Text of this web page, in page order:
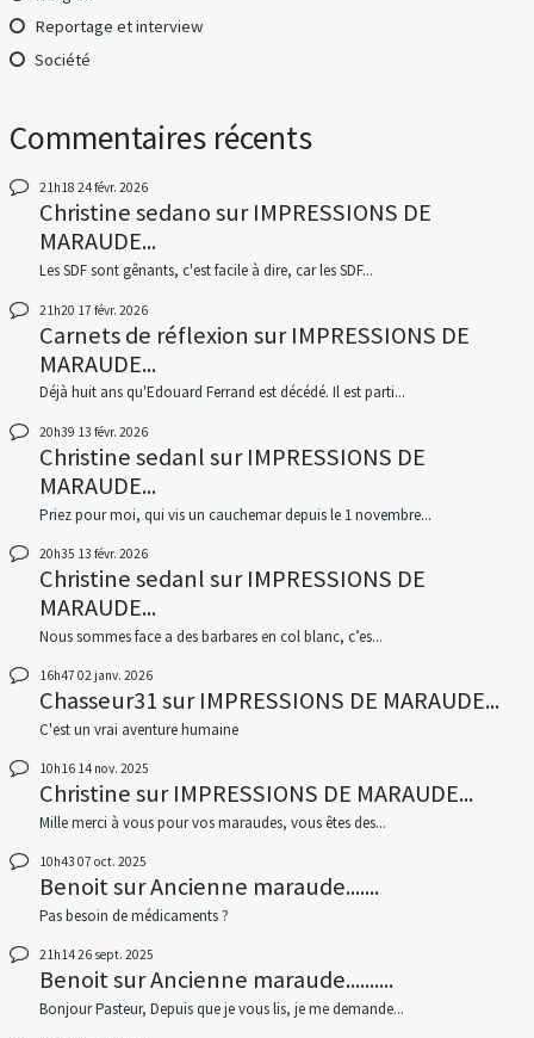
Reportage et interview
Société
Commentaires récents
21h18 24févr. 2026
Christine sedanosurIMPRESSIONS DE
MARAUDE...
Les SDF sont gênants, c'est facile à dire, car les SDF...
21h20 17 févr. 2026
Carnets de réflexion surIMPRESSIONS DE
MARAUDE...
Déjà huit ans qu'Edouard Ferrand est décédé. Il est parti...
20h39 13 févr. 2026
Christine sedanlsurIMPRESSIONS DE
MARAUDE...
Priez pour moi, qui vis un cauchemar depuis le 1 novembre...
20h35 13 févr. 2026
Christine sedanlsurIMPRESSIONS DE
MARAUDE...
Nous sommes face a des barbares en col blanc, c’es...
16h47 02 janv. 2026
Chasseur31surIMPRESSIONS DE MARAUDE...
C'est un vrai aventure humaine
10h16 14 nov. 2025
ChristinesurIMPRESSIONS DE MARAUDE...
Mille merci à vous pour vos maraudes, vous êtes des...
10h43 07 oct. 2025
BenoitsurAncienne maraude.......
Pas besoin de médicaments ?
21h1426 sept. 2025
BenoitsurAncienne maraude..........
Bonjour Pasteur, Depuis que je vous lis, je me demande...